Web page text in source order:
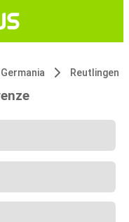
Germania Reutlingen